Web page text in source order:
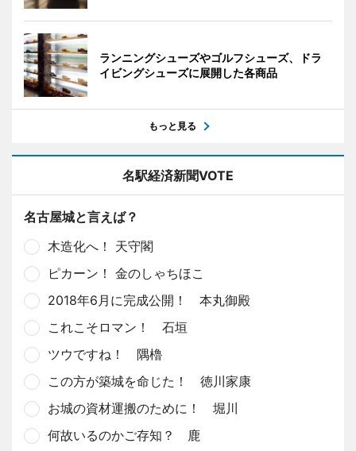
ランニングシューズやゴルフシューズ、ドラ
イビングシューズに展開した各商品
もっと見る
名駅経済新聞VOTE
名古屋城と言えば？
木造化へ！ 天守閣
ピカーン！ 金のしゃちほこ
2018年6月に完成公開！ 本丸御殿
これこそロマン！ 石垣
ツウですね！ 隅櫓
この方が築城を命じた！ 徳川家康
お城の資材運搬のために！ 堀川
何故いるのかご存知？ 鹿